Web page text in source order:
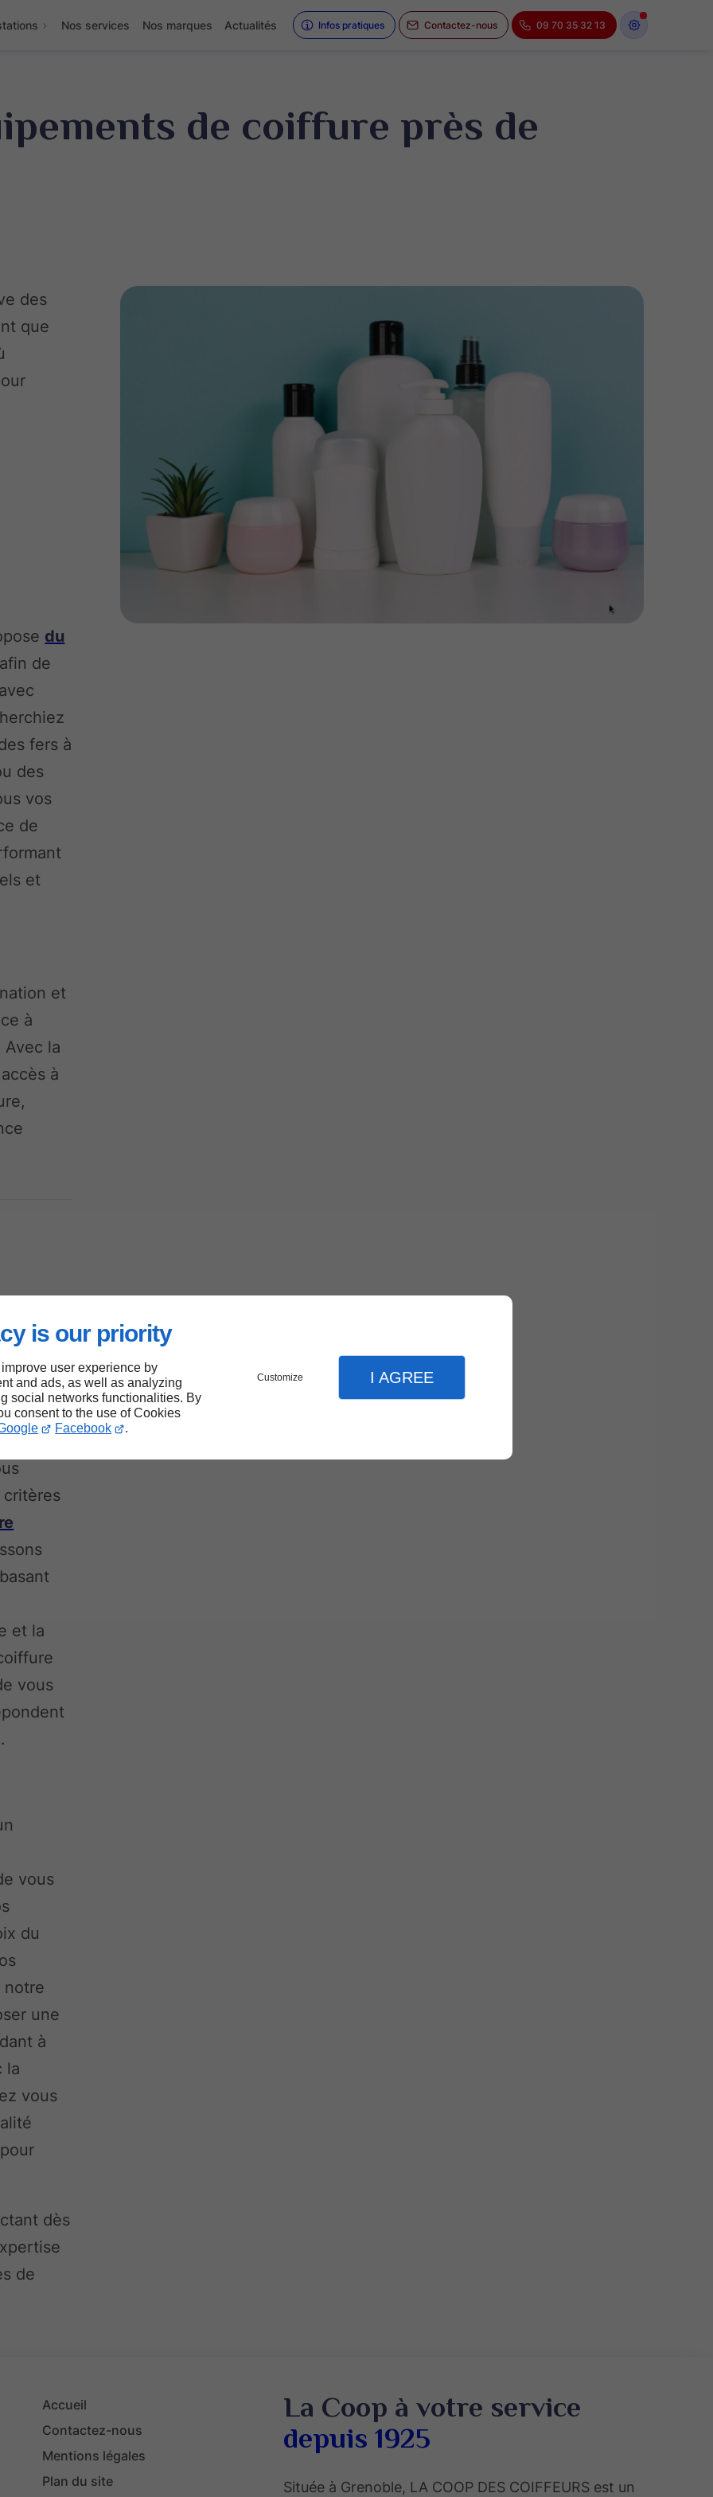
is our priority
user experience by
and ads, as well as analyzing
social networks functionalities. By
consent to the use of Cookies
Facebook .
Customize I AGREE
Nos services Nos marques Actualités Infos pratiques Contactez-nous 09 70 35 32 13
de coiffure près de
des
que
du
de
fers à
des
vos
de
et
et
à
la
à
critères
et la
vous
vous
du
notre
une
à
la
vous
dès
de
Accueil
Contactez-nous
Mentions légales
Plan du site
La Coop à votre service
depuis 1925
Située à Grenoble, LA COOP DES COIFFEURS est un